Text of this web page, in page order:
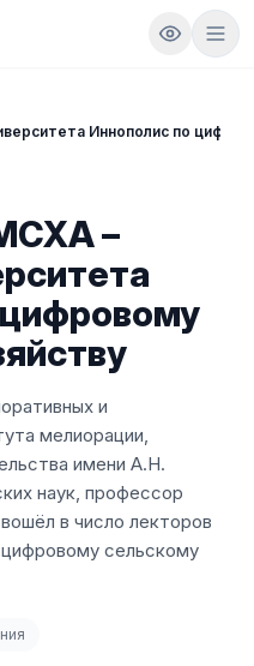
Иннополис по
–
и
мелиорации,
имени А.Н.
наук, профессор
в число лекторов
сельскому